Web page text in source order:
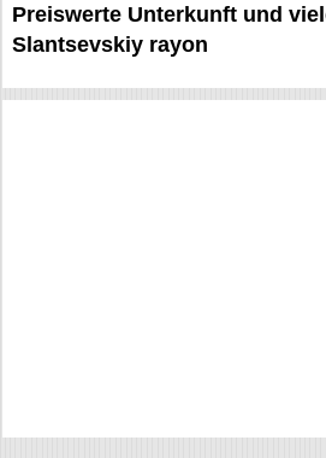
Preiswerte Unterkunft und
Slantsevskiy rayon